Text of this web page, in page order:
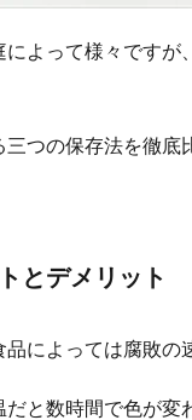
よって様々です
つの保存法を徹
とデメリット
によっては腐敗の
と数時間で色が変